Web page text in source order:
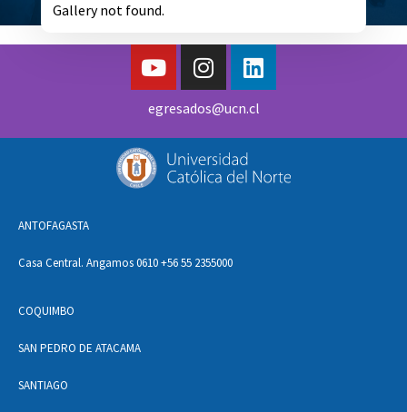
Gallery not found.
egresados@ucn.cl
ANTOFAGASTA
Casa Central. Angamos 0610 +56 55 2355000
COQUIMBO
SAN PEDRO DE ATACAMA
SANTIAGO